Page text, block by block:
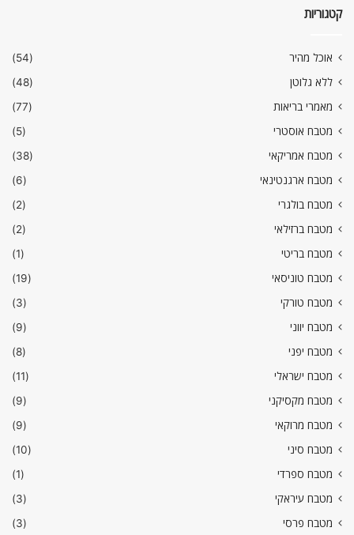
קטגוריות
אוכל מהיר
(54)
ללא גלוטן
(48)
מאמרי בריאות
(77)
מטבח אוסטרי
(5)
מטבח אמריקאי
(38)
מטבח ארגנטינאי
(6)
מטבח בולגרי
(2)
מטבח ברזילאי
(2)
מטבח בריטי
(1)
מטבח טוניסאי
(19)
מטבח טורקי
(3)
מטבח יווני
(9)
מטבח יפני
(8)
מטבח ישראלי
(11)
מטבח מקסיקני
(9)
מטבח מרוקאי
(9)
מטבח סיני
(10)
מטבח ספרדי
(1)
מטבח עיראקי
(3)
מטבח פרסי
(3)